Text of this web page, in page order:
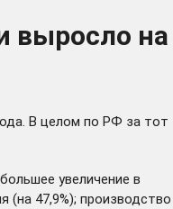
выросло на
В целом по РФ за тот
увеличение в
(на 47,9%); производство